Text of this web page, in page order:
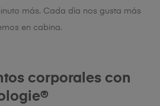
más. Cada día nos gusta más
en cabina.
corporales con